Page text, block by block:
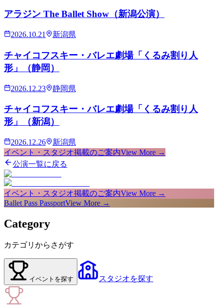
アラジン The Ballet Show（新潟公演）
2026.10.21 新潟県
チャイコフスキー・バレエ劇場「くるみ割り人
形」（静岡）
2026.12.23 静岡県
チャイコフスキー・バレエ劇場「くるみ割り人
形」（新潟）
2026.12.26
新潟県
イベント・スタジオ掲載のご案内View More →
公演一覧に戻る
イベント・スタジオ掲載のご案内View More →
Ballet Pass PassportView More →
Category
カテゴリからさがす
イベント を探す スタジオを探す